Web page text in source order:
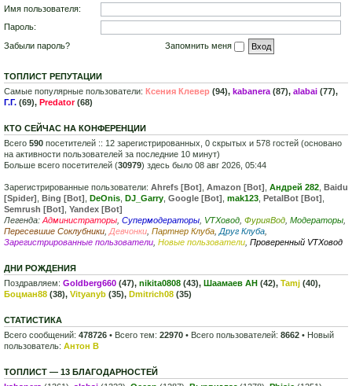
Имя пользователя:
Пароль:
Забыли пароль?
Запомнить меня
ТОПЛИСТ РЕПУТАЦИИ
Самые популярные пользователи: Ксения Клевер (94), kabanera (87), alabai (77),
Г.Г. (69), Predator(68)
КТО СЕЙЧАС НА КОНФЕРЕНЦИИ
Всего 590 посетителей :: 12 зарегистрированных, 0 скрытых и 578 гостей (основано
на активности пользователей за последние 10 минут)
Больше всего посетителей (30979) здесь было 08 авг 2026, 05:44
Зарегистрированные пользователи: Ahrefs [Bot] Amazon [Bot] Андрей 282 Baidu
[Spider] Bing [Bot] DeOnis DJ_Garry Google [Bot] mak123 PetalBot [Bot]
Semrush [Bot] Yandex [Bot]
Легенда: Администраторы Супермодераторы VTXовод ФурияВод Модераторы
Пересевшие Соклубники Девчонки Партнер Клуба Друг Клуба
Зарегистрированные пользователи Новые пользователи Проверенный VTXовод
ДНИ РОЖДЕНИЯ
Поздравляем: Goldberg660 (47), nikita0808 (43), Шаамаев АН (42), Tamj (40),
Боцман88 (38), Vityanyb (35), Dmitrich08 (35)
СТАТИСТИКА
Всего сообщений: 478726 • Всего тем: 22970 • Всего пользователей: 8662 • Новый
пользователь: Антон В
ТОПЛИСТ — 13 БЛАГОДАРНОСТЕЙ